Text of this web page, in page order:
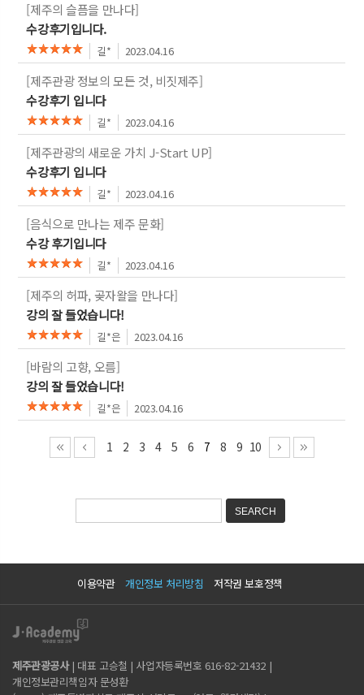
[제주의 슬픔을 만나다]
수강후기입니다.
길* 2023.04.16
[제주관광 정보의 모든 것, 비짓제주]
수강후기 입니다
길* 2023.04.16
[제주관광의 새로운 가치 J-Start UP]
수강후기 입니다
길* 2023.04.16
[음식으로 만나는 제주 문화]
수강 후기입니다
길* 2023.04.16
[제주의 허파, 곶자왈을 만나다]
강의 잘 들었습니다!
길*은 2023.04.16
[바람의 고향, 오름]
강의 잘 들었습니다!
길*은 2023.04.16
1 2 3 4 5 6 7 8 9 10
이용약관 개인정보 처리방침 저작권 보호정책
제주관광공사| 대표 고승철 | 사업자등록번호 616-82-21432 |
개인정보관리책임자 문성환